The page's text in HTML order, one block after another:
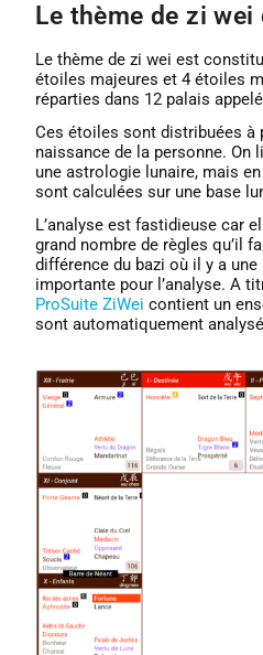
Le thème de zi wei
Le thème de zi wei est
étoiles majeures et 4 étoiles
réparties dans 12 palais
Ces étoiles sont distribuées à
naissance de la personne. On
une astrologie lunaire, mais
sont calculées sur une base
L’analyse est fastidieuse car
grand nombre de règles qu’il
différence du bazi où il y a
importante pour l’analyse. A
ProSuite ZiWei contient un
sont automatiquement